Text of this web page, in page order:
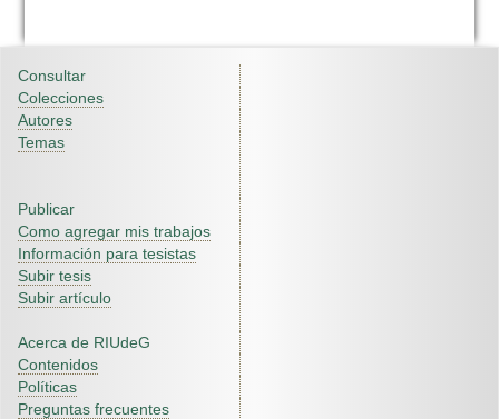
Consultar
Colecciones
Autores
Temas
Publicar
Como agregar mis trabajos
Información para tesistas
Subir tesis
Subir artículo
Acerca de RIUdeG
Contenidos
Políticas
Preguntas frecuentes